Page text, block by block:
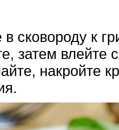
в сковороду к
затем влейте
накройте